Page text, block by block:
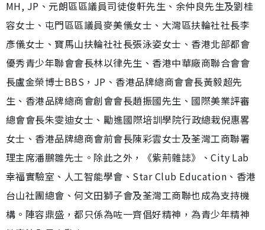
MH, JP、元朗區區議員司徒俊軒先生、余仲良先生及劉桂
容女士、屯門區區議員麥美儀女士、大灣區扶輪社社長李
彥儀女士、寶馬山扶輪社社長張泳姿女士、香港北部都會
優秀青少年聯會會長林以律先生、香港中華廠商聯合會會
長盧金榮博士BBS，JP、香港品牌總商會會長黃毅超先
生、香港品牌總商會創會會長趙振國先生、國際美業評審
總會會長朱雯迪女士、⁠勵進國際培訓學院行政總栽倪惠畧
女士、香港品牌總商會前會長陳彩雲女士及荃灣工商聯署
理主席潘鵬雛先士。除此之外，《紫荊雜誌》、City Lab
幸福實驗室、人工智能學會、Star Club Education、香港
台山社團總會、何文田獅子會及荃灣工商聯也成為支持機
構。陣容鼎盛，都只係為咗一齊倡好精神，為青少年精神